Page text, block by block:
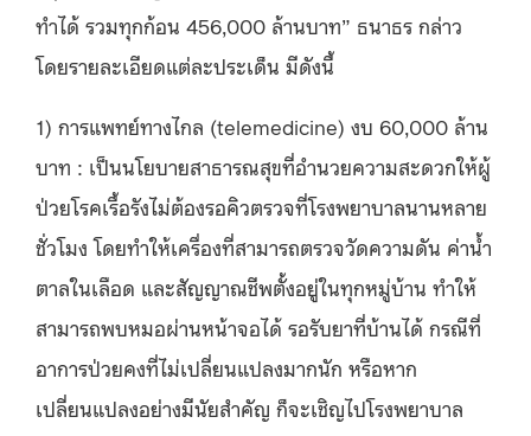
ทำได้ รวมทุกก้อน 456,000 ล้านบาท” ธนาธร กล่าว
โดยรายละเอียดแต่ละประเด็น มีดังนี้
1) การแพทย์ทางไกล (telemedicine) งบ 60,000 ล้าน
บาท : เป็นนโยบายสาธารณสุขที่อำนวยความสะดวกให้ผู้
ป่วยโรคเรื้อรังไม่ต้องรอคิวตรวจที่โรงพยาบาลนานหลาย
ชั่วโมง โดยทำให้เครื่องที่สามารถตรวจวัดความดัน ค่าน้ำ
ตาลในเลือด และสัญญาณชีพตั้งอยู่ในทุกหมู่บ้าน ทำให้
สามารถพบหมอผ่านหน้าจอได้ รอรับยาที่บ้านได้ กรณีที่
อาการป่วยคงที่ไม่เปลี่ยนแปลงมากนัก หรือหาก
เปลี่ยนแปลงอย่างมีนัยสำคัญ ก็จะเชิญไปโรงพยาบาล